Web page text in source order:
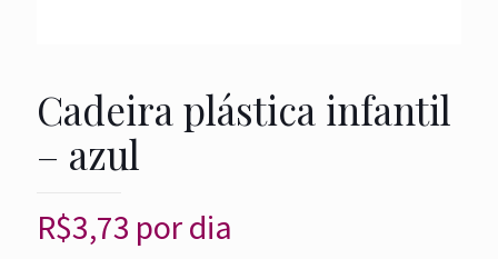
Cadeira plástica infantil
– azul
R$3,73 por dia